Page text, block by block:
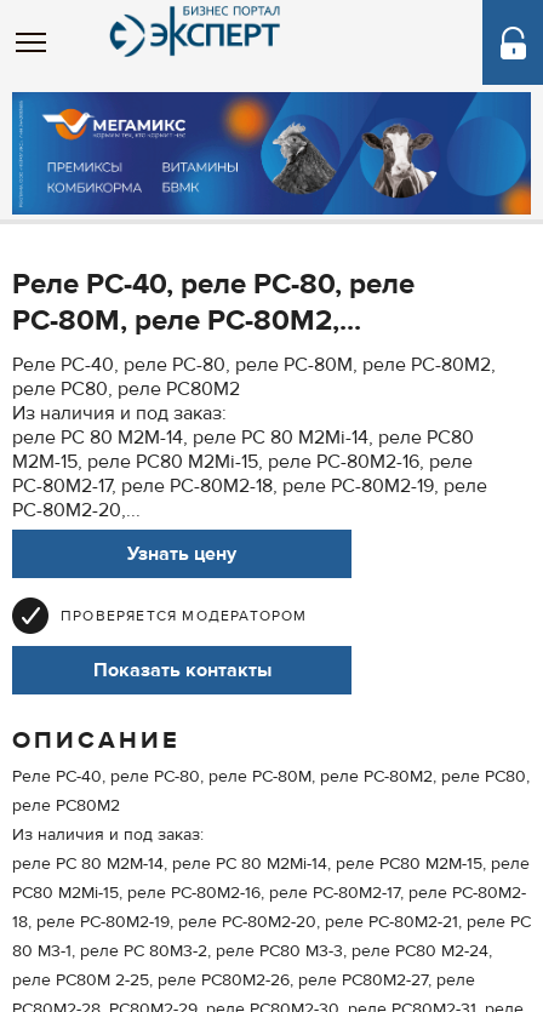
Реле РС-40, реле РС-80, реле
РС-80М, реле РС-80М2,...
Реле РС-40, реле РС-80, реле РС-80М, реле РС-80М2,
реле РС80, реле РС80М2
Из наличия и под заказ:
реле РС 80 М2М-14, реле РС 80 М2Мi-14, реле РС80
М2М-15, реле РС80 М2Мi-15, реле РС-80М2-16, реле
РС-80М2-17, реле РС-80М2-18, реле РС-80М2-19, реле
РС-80М2-20,...
Узнать цену
ПРОВЕРЯЕТСЯ МОДЕРАТОРОМ
Показать контакты
ОПИСАНИЕ
Реле РС-40, реле РС-80, реле РС-80М, реле РС-80М2, реле РС80,
реле РС80М2
Из наличия и под заказ:
реле РС 80 М2М-14, реле РС 80 М2Мi-14, реле РС80 М2М-15, реле
РС80 М2Мi-15, реле РС-80М2-16, реле РС-80М2-17, реле РС-80М2-
18, реле РС-80М2-19, реле РС-80М2-20, реле РС-80М2-21, реле РС
80 М3-1, реле РС 80М3-2, реле РС80 М3-3, реле РС80 М2-24,
реле РС80М 2-25, реле РС80М2-26, реле РС80М2-27, реле